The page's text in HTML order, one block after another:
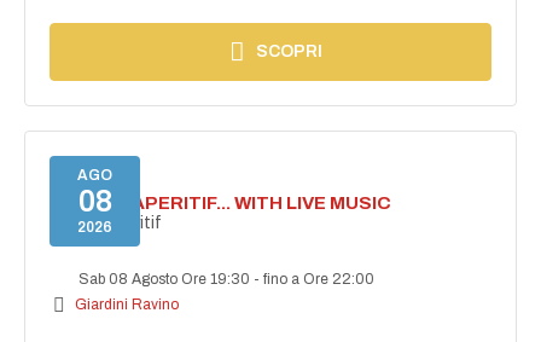
SCOPRI
AGO
08
2026
SECRET APERITIF... WITH LIVE MUSIC
Secret aperitif
Sab 08 Agosto Ore 19:30 -fino a Ore 22:00
Giardini Ravino